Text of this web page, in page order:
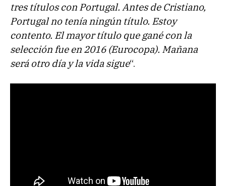
tres títulos con Portugal. Antes de Cristiano,
Portugal no tenía ningún título. Estoy
contento. El mayor título que gané con la
selección fue en 2016 (Eurocopa). Mañana
será otro día y la vida sigue“.